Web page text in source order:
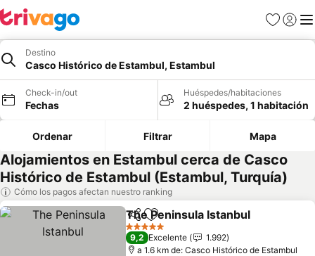
Favoritos
Iniciar
Destino
Casco Histórico de Estambul, Estambul
Check-in/out
Fechas
Huéspedes/habitaciones
2 huéspedes, 1 habitación
Ordenar Filtrar Mapa
Alojamientos en Estambul cerca de Casco
Histórico de Estambul (Estambul, Turquía)
Cómo los pagos afectan nuestro ranking
Compartir
Agregar a favoritos
The Peninsula Istanbul
5 Estrellas
9,2 Excelente
1.992
a 1.6 km de: Casco Histórico de Estambul